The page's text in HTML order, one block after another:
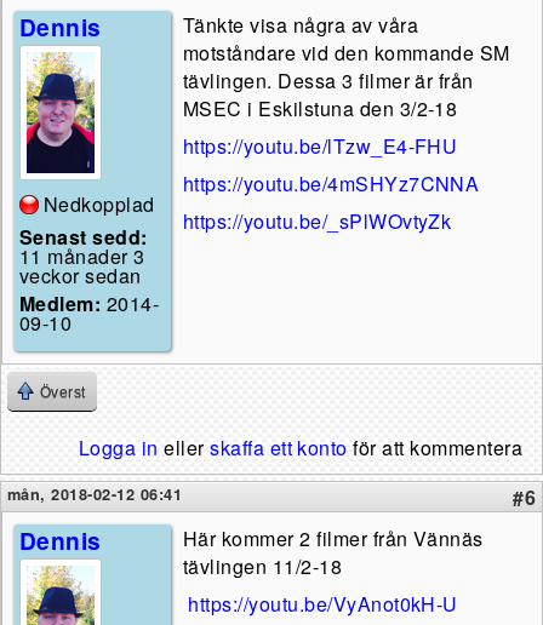
Dennis
Nedkopplad
Senast sedd:
11 månader 3
veckor sedan
Medlem: 2014-
09-10
Tänkte visa några av våra
motståndare vid den kommande SM
tävlingen. Dessa 3 filmer är från
MSEC i Eskilstuna den 3/2-18
https://youtu.be/lTzw_E4-FHU
https://youtu.be/4mSHYz7CNNA
https://youtu.be/_sPlWOvtyZk
Överst
Logga in ellerskaffa ett konto för att kommentera
mån, 2018-02-12 06:41 #6
Dennis
Här kommer 2 filmer från Vännäs
tävlingen 11/2-18
https://youtu.be/VyAnot0kH-U